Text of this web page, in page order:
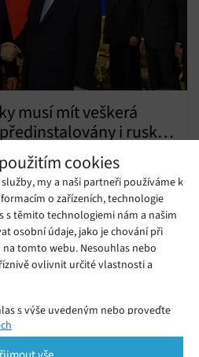
cookies
my a naši partneři používáme k
o zařízeních, technologie
s těmito technologiemi nám a našim
osobní údaje, jako je chování při
tomto webu. Nesouhlas nebo
ovlivnit určité vlastnosti a
s výše uvedeným nebo proveďte
budou použity pouze na tomto
musí mít veškerá
i ruské
aplikací
roku schválilo vyhlášku,
elektronické výrobky (včetně
televizí apod.)
aplikacemi.
v USA mění bezpečnostní
aby umožnili autonomním
vjezd na veřejné komunikace
06. 10. 2018 Redakce